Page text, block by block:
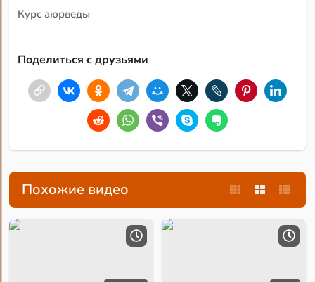
Курс аюрведы
Поделиться с друзьями
Похожие видео